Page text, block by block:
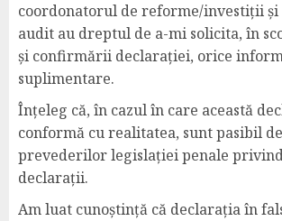
coordonatorul de reforme/investiții
audit au dreptul de a-mi solicita, în
și confirmării declarației, orice
suplimentare.
Înțeleg că, în cazul în care această
conformă cu realitatea, sunt pasibil
prevederilor legislației penale
declarații.
Am luat cunoștință că declarația în